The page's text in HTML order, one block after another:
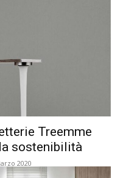
Treemme
sostenibilità
2020